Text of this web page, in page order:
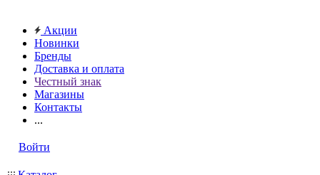
Акции
Новинки
Бренды
Доставка и оплата
Честный знак
Магазины
Контакты
...
Войти